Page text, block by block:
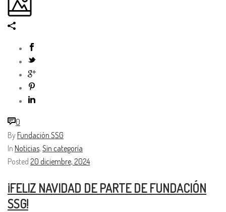
0
By Fundación SSG
In Noticias, Sin categoría
Posted 20 diciembre, 2024
¡FELIZ NAVIDAD DE PARTE DE FUNDACIÓN
SSG!